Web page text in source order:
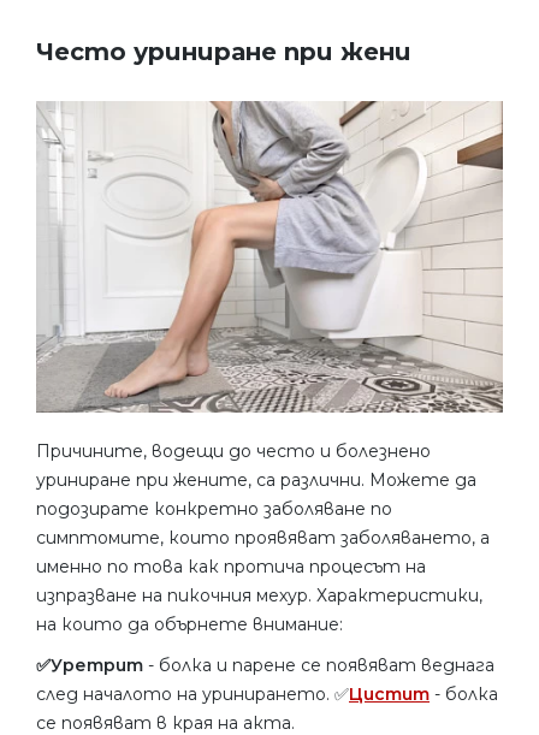
Често уриниране при жени
Причините, водещи до често и болезнено
уриниране при жените, са различни. Можете да
подозирате конкретно заболяване по
симптомите, които проявяват заболяването, а
именно по това как протича процесът на
изпразване на пикочния мехур. Характеристики,
на които да обърнете внимание:
✅Уретрит - болка и парене се появяват веднага
след началото на уринирането. ✅Цистит - болка
се появяват в края на акта.